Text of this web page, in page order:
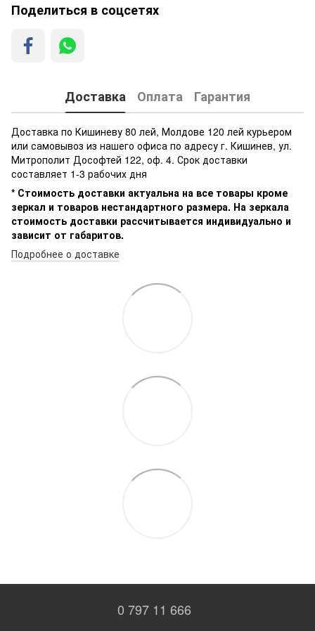
Поделиться в соцсетях
Доставка Оплата Гарантия
Доставка по Кишиневу 80 лей, Молдове 120 лей курьером
или самовывоз из нашего офиса по адресу г. Кишинев, ул.
Митрополит Дософтей 122, оф. 4. Срок доставки
составляет 1-3 рабочих дня
* Стоимость доставки актуальна на все товары кроме
зеркал и товаров нестандартного размера. На зеркала
стоимость доставки рассчитывается индивидуально и
зависит от габаритов.
Подробнее о доставке
0 797 11 666